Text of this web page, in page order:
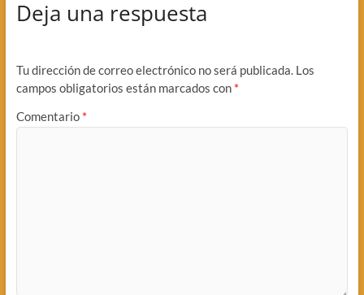
Deja una respuesta
Tu dirección de correo electrónico no será publicada. Los
campos obligatorios están marcados con *
Comentario *